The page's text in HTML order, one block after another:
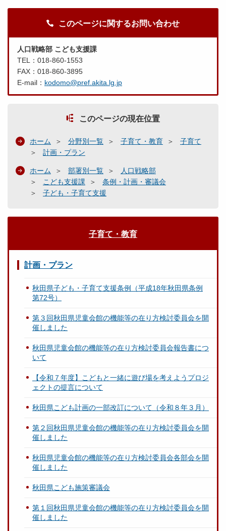
このページに関するお問い合わせ
人口戦略部 こども支援課
TEL：018-860-1553
FAX：018-860-3895
E-mail： kodomo@pref.akita.lg.jp
このページの現在位置
ホーム 分野別一覧 子育て・教育
子育て
計画・プラン
ホーム 部署別一覧
人口戦略部
こども支援課
条例・計画・審議会
子ども・子育て支援
子育て・教育
計画・プラン
秋田県子ども・子育て支援条例（平成18年秋田県条例
第72号）
第３回秋田県児童会館の機能等の在り方検討委員会を開
催しました
秋田県児童会館の機能等の在り方検討委員会報告書につ
いて
【令和７年度】こどもと一緒に遊び場を考えようプロジ
ェクトの提言について
秋田県こども計画の一部改訂について（令和８年３月）
第２回秋田県児童会館の機能等の在り方検討委員会を開
催しました
秋田県児童会館の機能等の在り方検討委員会各部会を開
催しました
秋田県こども施策審議会
第１回秋田県児童会館の機能等の在り方検討委員会を開
催しました